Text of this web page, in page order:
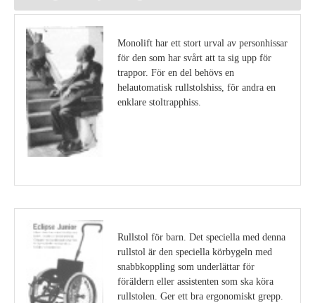
Monolift har ett stort urval av personhissar
för den som har svårt att ta sig upp för
trappor. För en del behövs en
helautomatisk rullstolshiss, för andra en
enklare stoltrapphiss.
Rullstol för barn. Det speciella med denna
rullstol är den speciella körbygeln med
snabbkoppling som underlättar för
föräldern eller assistenten som ska köra
rullstolen. Ger ett bra ergonomiskt grepp.